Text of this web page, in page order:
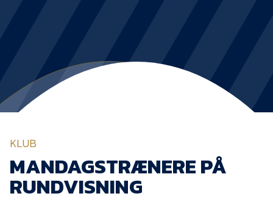
BLUE WATER
NYHEDER
KLUB
MANDAGSTRÆNERE PÅ
RUNDVISNING